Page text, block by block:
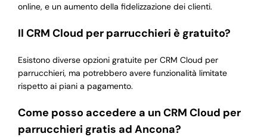
online, e un aumento della fidelizzazione dei clienti.
Il CRM Cloud per parrucchieri è gratuito?
Esistono diverse opzioni gratuite per CRM Cloud per
parrucchieri, ma potrebbero avere funzionalità limitate
rispetto ai piani a pagamento.
Come posso accedere a un CRM Cloud per
parrucchieri gratis ad Ancona?